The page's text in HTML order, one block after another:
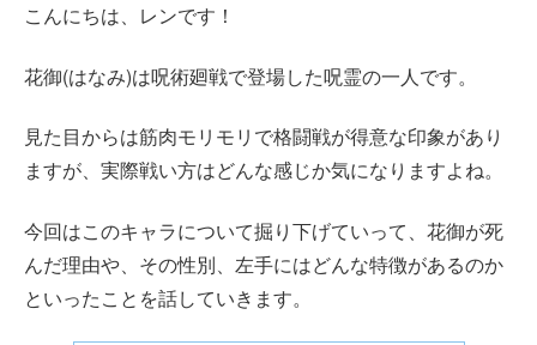
こんにちは、レンです！
花御(はなみ)は呪術廻戦で登場した呪霊の一人です。
見た目からは筋肉モリモリで格闘戦が得意な印象があり
ますが、実際戦い方はどんな感じか気になりますよね。
今回はこのキャラについて掘り下げていって、花御が死
んだ理由や、その性別、左手にはどんな特徴があるのか
といったことを話していきます。